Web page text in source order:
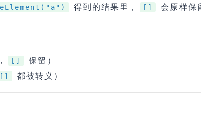
得到的结果里， [] 会原样保
[]
保留）
[] 都被转义）